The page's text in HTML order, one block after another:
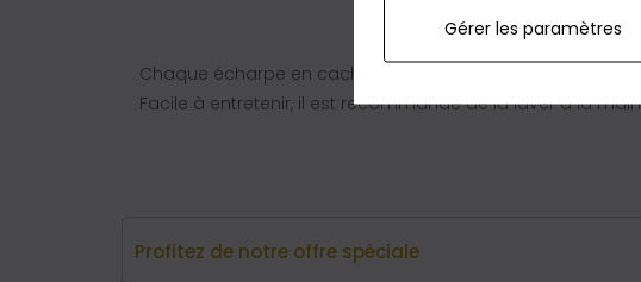
Chaque écharpe en cachemire Caldo Anthracite est
Facile à entretenir, il est recommandé de la laver à la
Profitez de notre offre spéciale
Gérer les paramètres